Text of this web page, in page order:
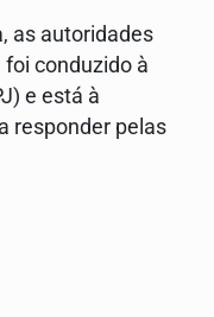
as autoridades
conduzido à
e está à
responder pelas